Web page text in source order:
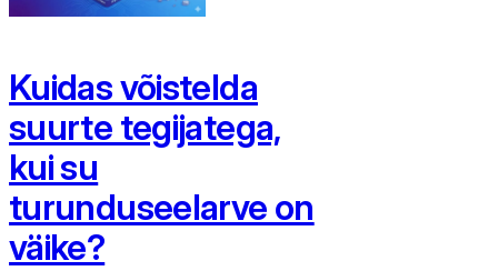
Kuidas võistelda
suurte tegijatega,
kui su
turunduseelarve on
väike?